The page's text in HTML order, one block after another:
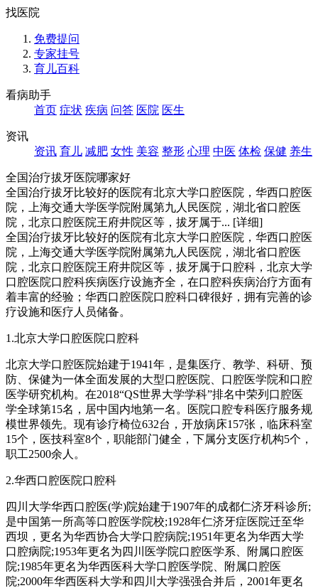
找医院
免费提问
专家挂号
育儿百科
看病助手
首页 症状 疾病 问答 医院 医生
资讯
资讯 育儿 减肥 女性 美容 整形 心理 中医 体检 保健 养生
全国治疗拔牙医院哪家好
全国治疗拔牙比较好的医院有北京大学口腔医院，华西口腔医
院，上海交通大学医学院附属第九人民医院，湖北省口腔医
院，北京口腔医院王府井院区等，拔牙属于... [详细]
全国治疗拔牙比较好的医院有北京大学口腔医院，华西口腔医
院，上海交通大学医学院附属第九人民医院，湖北省口腔医
院，北京口腔医院王府井院区等，拔牙属于口腔科，北京大学
口腔医院口腔科疾病医疗设施齐全，在口腔科疾病治疗方面有
着丰富的经验；华西口腔医院口腔科口碑很好，拥有完善的诊
疗设施和医疗人员储备。
1.北京大学口腔医院口腔科
北京大学口腔医院始建于1941年，是集医疗、教学、科研、预
防、保健为一体全面发展的大型口腔医院、口腔医学院和口腔
医学研究机构。在2018“QS世界大学学科”排名中荣列口腔医
学全球第15名，居中国内地第一名。医院口腔专科医疗服务规
模世界领先。现有诊疗椅位632台，开放病床157张，临床科室
15个，医技科室8个，职能部门健全，下属分支医疗机构5个，
职工2500余人。
2.华西口腔医院口腔科
四川大学华西口腔医(学)院始建于1907年的成都仁济牙科诊所;
是中国第一所高等口腔医学院校;1928年仁济牙症医院迁至华
西坝，更名为华西协合大学口腔病院;1951年更名为华西大学
口腔病院;1953年更名为四川医学院口腔医学系、附属口腔医
院;1985年更名为华西医科大学口腔医学院、附属口腔医
院;2000年华西医科大学和四川大学强强合并后，2001年更名